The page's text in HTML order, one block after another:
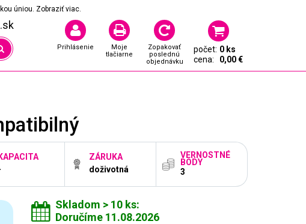
úniou. Zobraziť viac.
Prihlásenie
Moje
tlačiarne
Zopakovať
poslednú
objednávku
počet: 0 ks
cena:
0,00 €
KAPACITA
ZÁRUKA
doživotná
VERNOSTNÉ
BODY
3
Skladom > 10 ks:
Doručíme 11.08.2026